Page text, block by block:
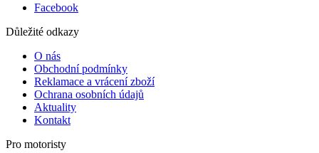
Facebook
Důležité odkazy
O nás
Obchodní podmínky
Reklamace a vrácení zboží
Ochrana osobních údajů
Aktuality
Kontakt
Pro motoristy